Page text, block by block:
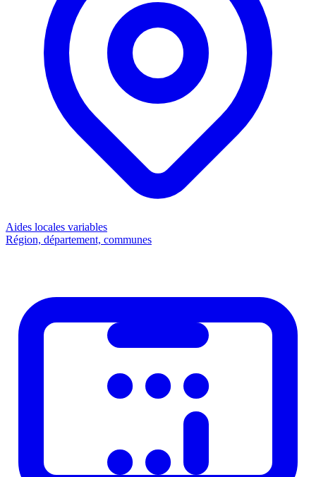
Aides locales variables
Région, département, communes